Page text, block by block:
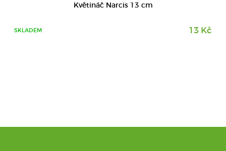
Květináč Narcis 13 cm
SKLADEM 13 Kč